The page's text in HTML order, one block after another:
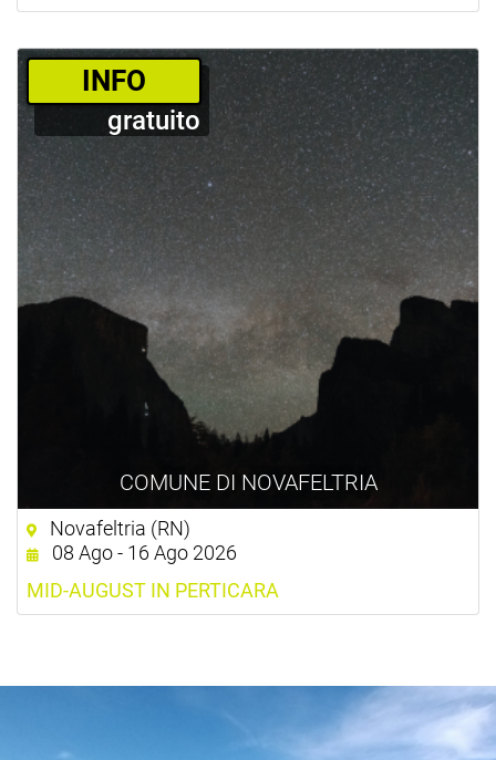
COMUNE DI NOVAFELTRIA
­INFO
gratuito
Novafeltria (RN)
08 Ago - 16 Ago 2026
MID-AUGUST IN PERTICARA